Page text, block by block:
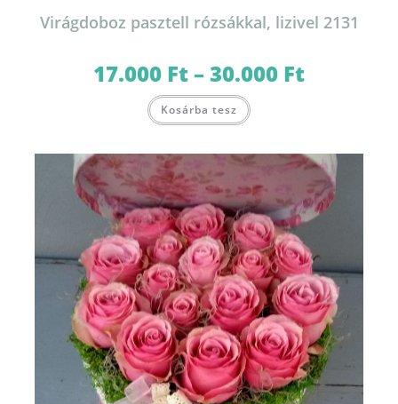
Virágdoboz pasztell rózsákkal, lizivel 2131
17.000 Ft–30.000 Ft17.000 Ft
Kosárba tesz a
variációja
van.
változatok
a
termékoldalon
választhatók
ki